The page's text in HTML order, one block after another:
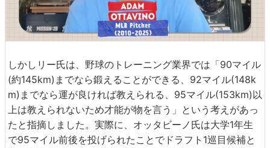
しかしリー氏は、野球のトレーニング業界では「90マイル
(約145km)までなら鍛えることができる、92マイル(148k
m)までなら運が良ければ教えられる、95マイル(153km)以
上は教えられないため才能が物を言う」という考えがあっ
たと指摘しました。実際に、オッタビーノ氏は大学1年生
で95マイル前後を投げられたことでドラフト1巡目候補と